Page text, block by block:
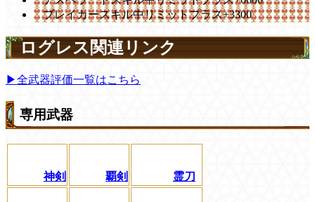
ブレイカースキル中リミットプラス+3300
ログレス関連リンク
▶全武器評価一覧はこちら
専用武器
神剣 覇剣 霊刀